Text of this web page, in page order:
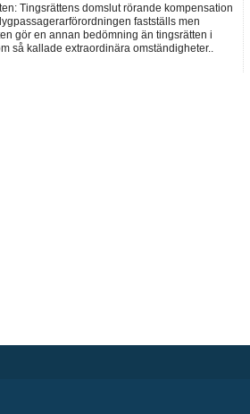
Tingsrättens domslut rörande kompensation
fastställs men
gör en annan bedömning än tingsrätten i
så kallade extraordinära omständigheter..